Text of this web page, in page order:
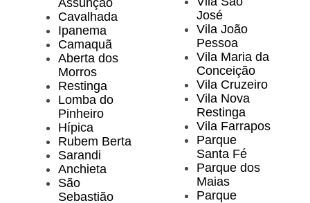
Cavalhada
Ipanema
Camaquã
Aberta dos
Morros
Restinga
Lomba do
Pinheiro
Hípica
Rubem Berta
Sarandi
Anchieta
São
Sebastião
José
Vila João
Pessoa
Vila Maria da
Conceição
Vila Cruzeiro
Vila Nova
Restinga
Vila Farrapos
Parque
Santa Fé
Parque dos
Maias
Parque